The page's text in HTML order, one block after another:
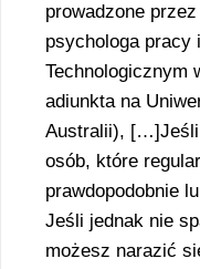
prowadzone
psychologa pracy
Technologicznym
adiunkta na
Australii), […]Jeśli
osób, które
prawdopodobnie
Jeśli jednak nie
możesz narazić